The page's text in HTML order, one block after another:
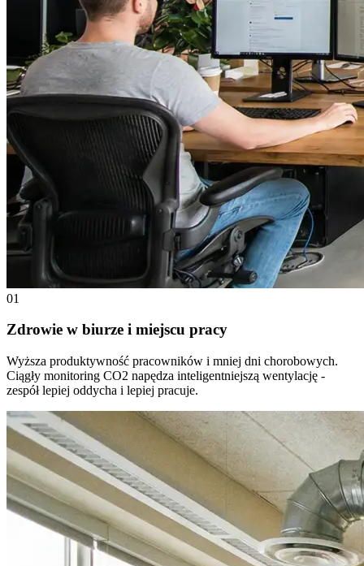
01
Zdrowie w biurze i miejscu pracy
Wyższa produktywność pracowników i mniej dni chorobowych.
Ciągły monitoring CO2 napędza inteligentniejszą wentylację -
zespół lepiej oddycha i lepiej pracuje.